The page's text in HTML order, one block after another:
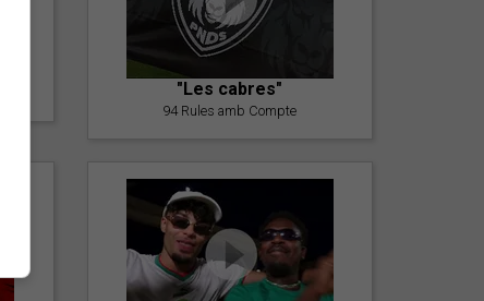
"Les cabres"
94 Rules amb Compte